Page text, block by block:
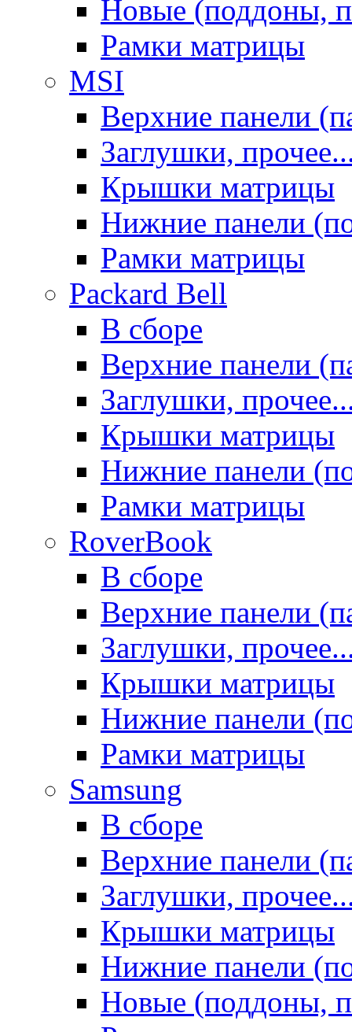
Новые (поддоны,
Рамки матрицы
MSI
Верхние панели
Заглушки,
Крышки матрицы
Нижние панели
Рамки матрицы
Packard Bell
В сборе
Верхние панели
Заглушки,
Крышки матрицы
Нижние панели
Рамки матрицы
RoverBook
В сборе
Верхние панели
Заглушки,
Крышки матрицы
Нижние панели
Рамки матрицы
Samsung
В сборе
Верхние панели
Заглушки,
Крышки матрицы
Нижние панели
Новые (поддоны,